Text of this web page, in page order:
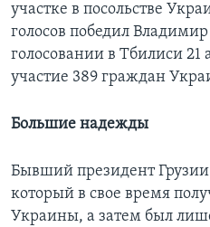
участке в посольстве
голосов победил
голосовании в Тбилиси 21
участие 389 граждан
Большие надежды
Бывший президент
который в свое время
Украины, а затем был